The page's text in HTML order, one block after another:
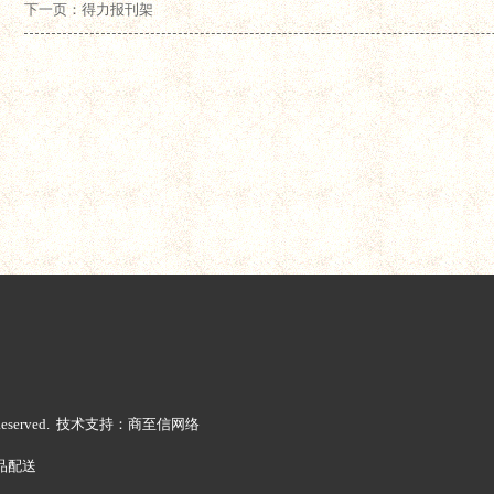
下一页：得力报刊架
技术支持：商至信网络
配送